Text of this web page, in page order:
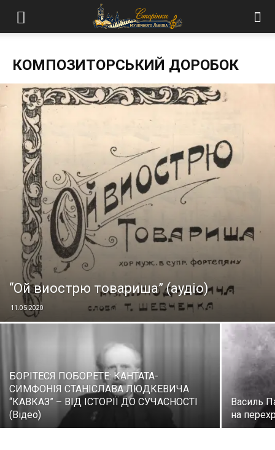
КОМПОЗИТОРСЬКИЙ ДОРОБОК
“Ой виострю товариша” (аудіо)
11.05.2020
БОРІТЕСЯ ПОБОРЕТЕ: КАНТАТА-
СИМФОНІЯ СТАНІСЛАВА ЛЮДКЕВИЧА
“КАВКАЗ” – ВІД ІСТОРІЇ ДО СУЧАСНОСТІ
(Відео)
Василь
на